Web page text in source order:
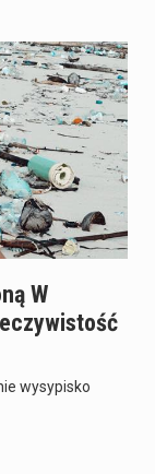
W
wysypisko